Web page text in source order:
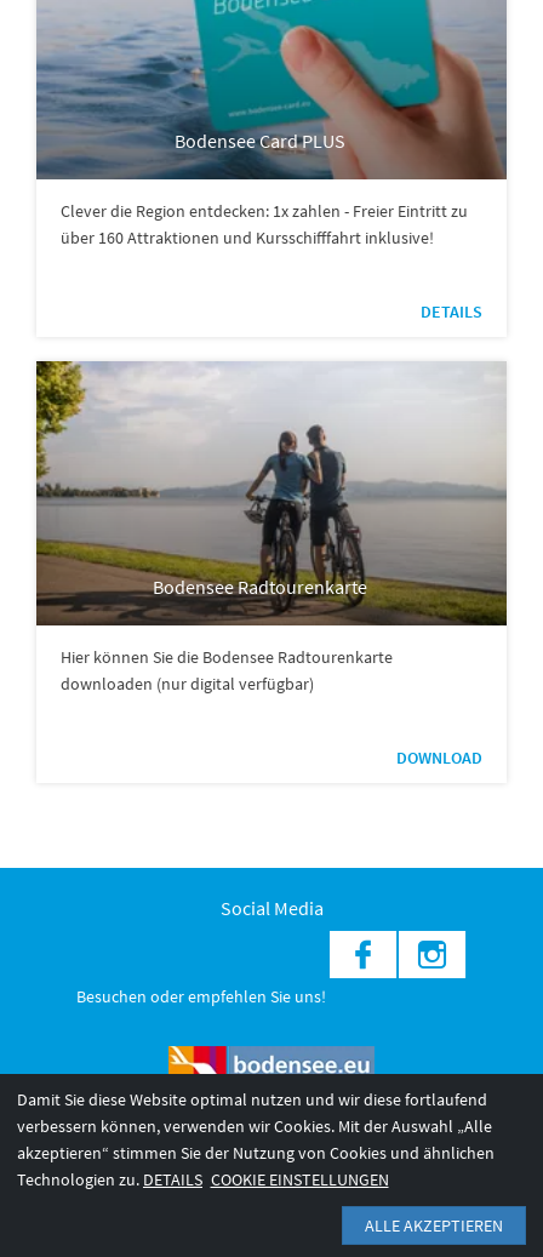
Bodensee Card PLUS
Clever die Region entdecken: 1x zahlen - Freier Eintritt zu
über 160 Attraktionen und Kursschifffahrt inklusive!
DETAILS
Bodensee Radtourenkarte
Hier können Sie die Bodensee Radtourenkarte
downloaden (nur digital verfügbar)
DOWNLOAD
Social Media
Besuchen oder empfehlen Sie uns!
© 2026 Internationale Bodensee Tourismus GmbH
Damit Sie diese Website optimal nutzen und wir diese fortlaufend
verbessern können, verwenden wir Cookies. Mit der Auswahl „Alle
akzeptieren“ stimmen Sie der Nutzung von Cookies und ähnlichen
Technologien zu. DETAILS COOKIE EINSTELLUNGEN
ALLE AKZEPTIEREN